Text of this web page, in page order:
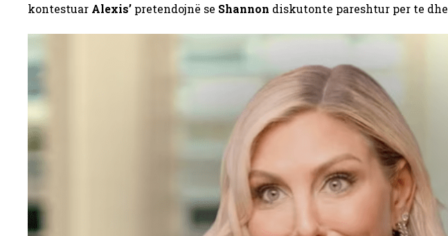
kontestuar Alexis’ pretendojnë se Shannon diskutonte pareshtur per te dhe